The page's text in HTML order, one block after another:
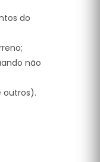
do
não
outros).